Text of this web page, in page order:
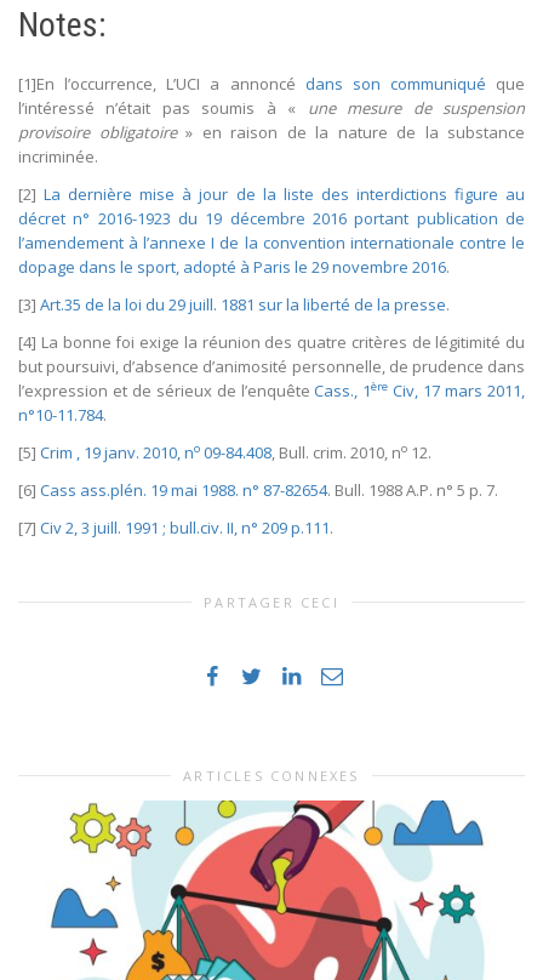
Notes:
[1]En l’occurrence, L’UCI a annoncé dans son communiqué que
l’intéressé n’était pas soumis à « une mesure de suspension
provisoire obligatoire » en raison de la nature de la substance
incriminée.
[2]La dernière mise à jour de la liste des interdictions figure au
décret n° 2016-1923 du 19 décembre 2016 portant publication de
l’amendement à l’annexe I de la convention internationale contre le
dopage dans le sport, adopté à Paris le 29 novembre 2016.
[3] Art.35 de la loi du 29 juill. 1881 sur la liberté de la presse.
[4] La bonne foi exige la réunion des quatre critères de légitimité du
but poursuivi, d’absence d’animosité personnelle, de prudence dans
l’expression et de sérieux de l’enquêteCass., 1ère Civ, 17 mars 2011,
n°10-11.784.
[5] Crim , 19 janv. 2010, no 09-84.408, Bull. crim. 2010, no 12.
[6] Cass ass.plén. 19 mai 1988. n° 87-82654. Bull. 1988 A.P. n° 5 p. 7.
[7] Civ 2, 3 juill. 1991 ; bull.civ. II, n° 209 p.111.
PARTAGER CECI
ARTICLES CONNEXES